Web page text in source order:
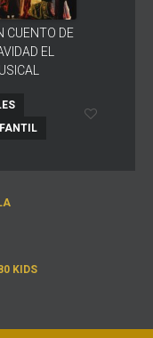
CUENTO DE
EL
KIDS